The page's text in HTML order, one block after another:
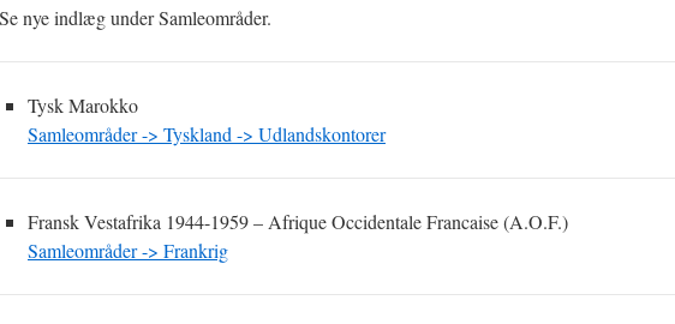
Se nye indlæg under Samleområder.
Tysk Marokko
Samleområder -> Tyskland -> Udlandskontorer
Fransk Vestafrika 1944-1959 – Afrique Occidentale Francaise (A.O.F.)
Samleområder -> Frankrig